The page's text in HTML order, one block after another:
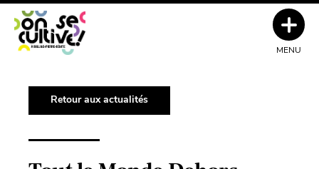
Retour aux actualités
MENU